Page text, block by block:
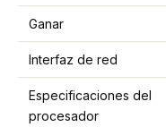
Ganar
Interfaz de red
Especificaciones del
procesador